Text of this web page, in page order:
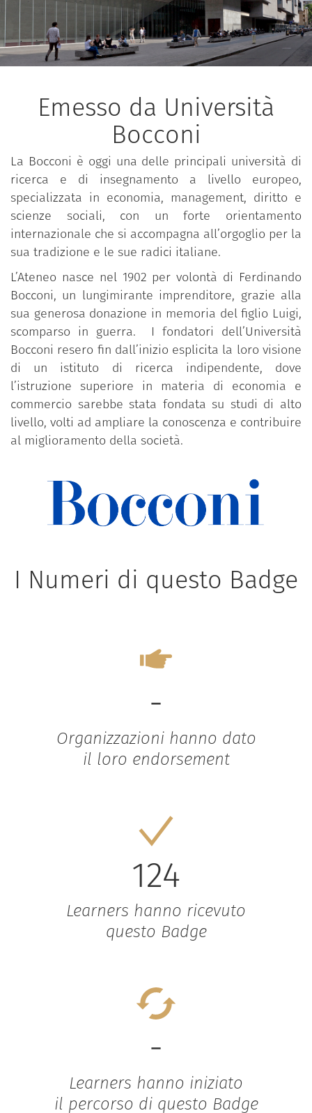
Emesso da Università
Bocconi
La Bocconi è oggi una delle principali università di
ricerca e di insegnamento a livello europeo,
specializzata in economia, management, diritto e
scienze sociali, con un forte orientamento
internazionale che si accompagna all’orgoglio per la
sua tradizione e le sue radici italiane.
L’Ateneo nasce nel 1902 per volontà di Ferdinando
Bocconi, un lungimirante imprenditore, grazie alla
sua generosa donazione in memoria del figlio Luigi,
scomparso in guerra. I fondatori dell’Università
Bocconi resero fin dall’inizio esplicita la loro visione
di un istituto di ricerca indipendente, dove
l’istruzione superiore in materia di economia e
commercio sarebbe stata fondata su studi di alto
livello, volti ad ampliare la conoscenza e contribuire
al miglioramento della società.
I Numeri di questo Badge
-
Organizzazioni hanno dato
il loro endorsement
124
Learners hanno ricevuto
questo Badge
-
Learners hanno iniziato
il percorso di questo Badge